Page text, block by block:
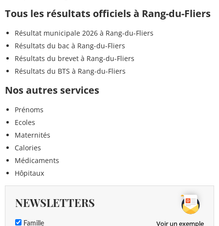
Tous les résultats officiels à Rang-du-Fliers
Résultat municipale 2026 à Rang-du-Fliers
Résultats du bac à Rang-du-Fliers
Résultats du brevet à Rang-du-Fliers
Résultats du BTS à Rang-du-Fliers
Nos autres services
Prénoms
Ecoles
Maternités
Calories
Médicaments
Hôpitaux
NEWSLETTERS
Famille Voir un exemple